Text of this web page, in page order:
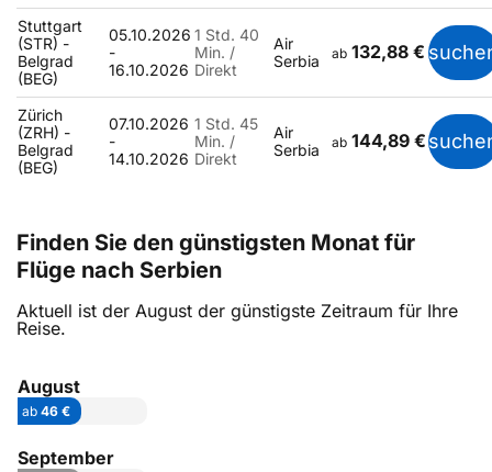
Stuttgart
(STR) -
Belgrad
(BEG)
05.10.2026
-
16.10.2026
1 Std. 40
Min. /
Direkt
Air
Serbia
ab 132,88 €
Zürich
(ZRH) -
Belgrad
(BEG)
07.10.2026
-
14.10.2026
1 Std. 45
Min. /
Direkt
Air
Serbia
ab 144,89 €
Finden Sie den günstigsten Monat für
Flüge nach Serbien
Aktuell ist der August der günstigste Zeitraum für Ihre
Reise.
August
ab 46 €
September